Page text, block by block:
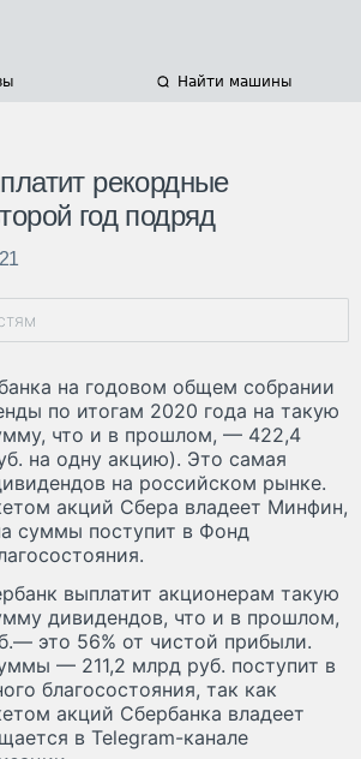
Найти машины
рекордные
год подряд
на годовом общем собрании
по итогам 2020 года на такую
что и в прошлом, — 422,4
на одну акцию). Это самая
на российском рынке.
акций Сбера владеет Минфин,
суммы поступит в Фонд
выплатит акционерам такую
дивидендов, что и в прошлом,
это 56% от чистой прибыли.
— 211,2 млрд руб. поступит в
благосостояния, так как
акций Сбербанка владеет
в Telegram-канале